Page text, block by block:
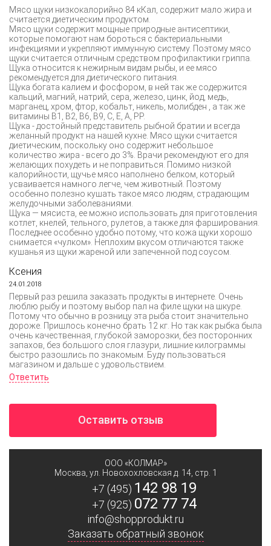
Мясо щуки низкокалорийно 84 кКал, содержит мало жира и
считается диетическим продуктом.
Мясо щуки содержит мощные природные антисептики,
которые помогают нам бороться с бактериальными
инфекциями и укрепляют иммунную систему. Поэтому мясо
щуки считается отличным средством профилактики гриппа.
Щука относится к нежирным видам рыбы, и ее мясо
рекомендуется для диетического питания.
Щука богата калием и фосфором, в ней так же содержится
кальций, магний, натрий, сера, железо, цинк, йод, медь,
марганец, хром, фтор, кобальт, никель, молибден , а так же
витамины В1, В2, В6, В9, С, Е, А, РР.
Щука - достойный представитель рыбной братии и всегда
желанный продукт на нашей кухне. Мясо щуки считается
диетическим, поскольку оно содержит небольшое
количество жира - всего до 3%. Врачи рекомендуют его для
желающих похудеть и не поправиться. Помимо низкой
калорийности, щучье мясо наполнено белком, который
усваивается намного легче, чем животный. Поэтому
особенно полезно кушать такое мясо людям, страдающим
желудочными заболеваниями.
Щука — мясиста, ее можно использовать для приготовления
котлет, кнелей, тельного, рулетов, а также для фарширования.
Последнее особенно удобно потому, что кожа щуки хорошо
снимается «чулком». Неплохим вкусом отличаются также
кушанья из щуки жареной или запеченной под соусом.
Ксения
24.01.2018
Первый раз решила заказать продукты в интернете. Очень
люблю рыбу и поэтому выбор пал на филе щуки на шкуре.
Потому что обычно в розницу эта рыба стоит значительно
дороже. Пришлось конечно брать 12 кг. Но так как рыбка была
очень качественная, глубокой заморозки, без посторонних
запахов, без большого слоя глазури, лишние килограммы
быстро разошлись по знакомым. Буду пользоваться
магазином и дальше с удовольствием.
Ответить
Оставить отзыв
ООО «КОЛМАР»
Москва ул. Новохохловская д. 14, стр. 1
+7 (495) 142 98 19
+7 (925) 072 77 74
info@shopprodukt.ru
Заказать обратный звонок